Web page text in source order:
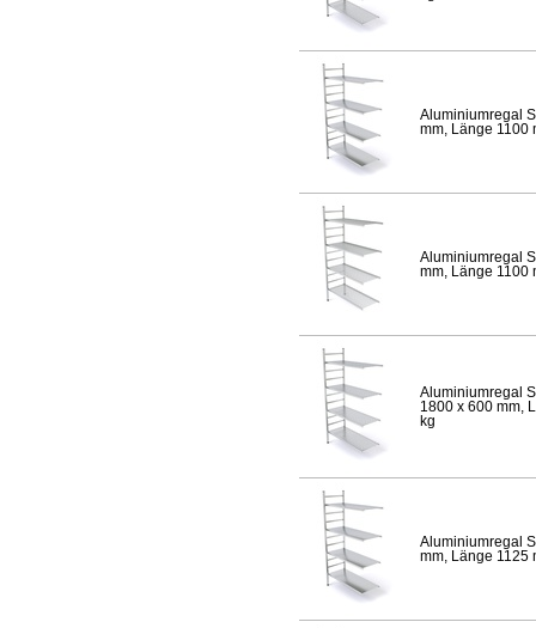
Aluminiumregal
mm, Länge 1100
Aluminiumregal
mm, Länge 1100
Aluminiumregal
1800 x 600 mm,
kg
Aluminiumregal
mm, Länge 1125